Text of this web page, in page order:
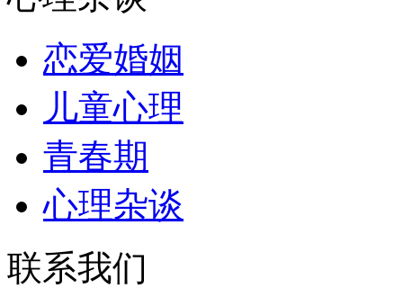
恋爱婚姻
儿童心理
青春期
心理杂谈
联系我们